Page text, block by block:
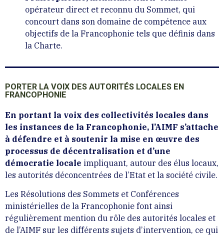
opérateur direct et reconnu du Sommet, qui
concourt dans son domaine de compétence aux
objectifs de la Francophonie tels que définis dans
la Charte.
PORTER LA VOIX DES AUTORITÉS LOCALES EN
FRANCOPHONIE
En portant la voix des collectivités locales dans
les instances de la Francophonie, l’AIMF s’attache
à défendre et à soutenir la mise en œuvre des
processus de décentralisation et d’une
démocratie locale impliquant, autour des élus locaux,
les autorités déconcentrées de l’Etat et la société civile.
Les Résolutions des Sommets et Conférences
ministérielles de la Francophonie font ainsi
régulièrement mention du rôle des autorités locales et
de l’AIMF sur les différents sujets d’intervention, ce qui